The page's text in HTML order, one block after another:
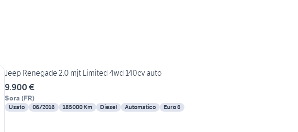
Jeep Renegade 2.0 mjt Limited 4wd 140cv auto
9.900 €
Sora (FR)
Usato 06/2016 185000 Km Diesel Automatico Euro 6